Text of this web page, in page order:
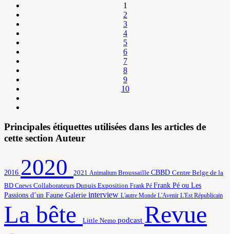
1
2
3
4
5
6
7
8
9
10
Principales étiquettes utilisées dans les articles de
cette section Auteur
2016 2020 2021 Animalium Broussaille CBBD Centre Belge de la
BD Cnews Collaborateurs Dupuis Exposition Frank Pé Frank Pé ou Les
Passions d’un Faune Galerie interview L'autre Monde L'Avenir L'Est Républicain
La bête Little Nemo podcast Revue